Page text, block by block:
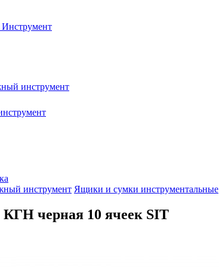
инструмент
инструмент Ящики и сумки инструментальные
черная 10 ячеек SIT